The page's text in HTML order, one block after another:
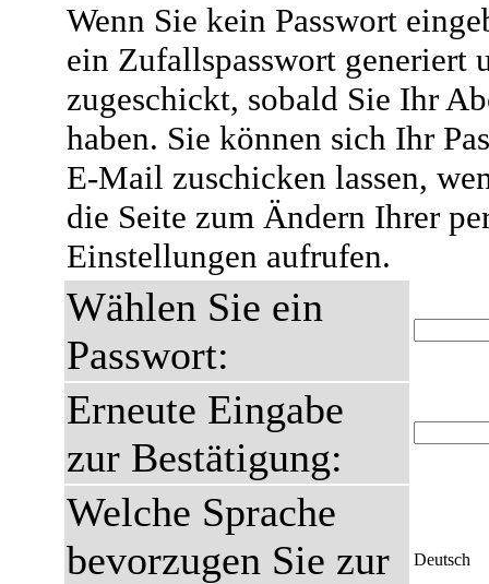
Wenn Sie kein Passwort
ein Zufallspasswort generiert
zugeschickt, sobald Sie Ihr
haben. Sie können sich Ihr
E-Mail zuschicken lassen,
die Seite zum Ändern Ihrer
Einstellungen aufrufen.
Wählen Sie ein
Passwort:
Erneute Eingabe
zur Bestätigung:
Welche Sprache
bevorzugen Sie zur
Deutsch